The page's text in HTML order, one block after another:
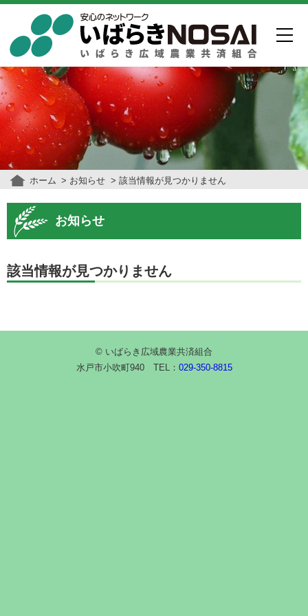
ホーム お知らせ 該当情報が見つかりません
お知らせ
該当情報が見つかりません
© いばらき広域農業共済組合
水戸市小吹町940 TEL： 029-350-8815